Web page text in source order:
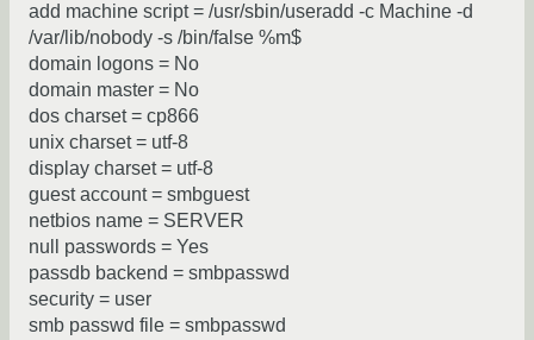
add machine script = /usr/sbin/useradd -c Machine -d
/var/lib/nobody -s /bin/false %m$
domain logons = No
domain master = No
dos charset = cp866
unix charset = utf-8
display charset = utf-8
guest account = smbguest
netbios name = SERVER
null passwords = Yes
passdb backend = smbpasswd
security = user
smb passwd file = smbpasswd